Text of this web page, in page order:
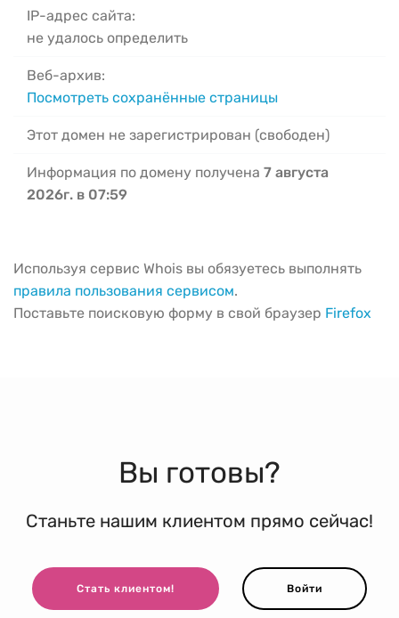
IP-адрес сайта:
не удалось определить
Веб-архив:
Посмотреть сохранённые страницы
Этот домен не зарегистрирован (свободен)
Информация по домену получена 7 августа
2026г. в 07:59
Используя сервис Whois вы обязуетесь выполнять
правила пользования сервисом.
Поставьте поисковую форму в свой браузер Firefox
Вы готовы?
Станьте нашим клиентом прямо сейчас!
Стать клиентом! Войти